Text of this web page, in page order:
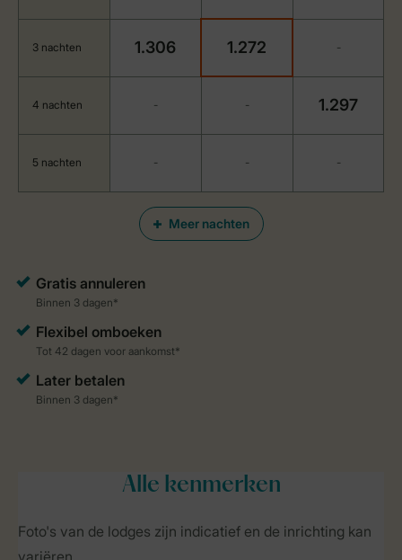
Meer nachten
3 nachten 1.306 1.272 -
4 nachten - - 1.297
5 nachten - - -
Alle kenmerken
Foto's van de lodges zijn indicatief en de inrichting kan
variëren.